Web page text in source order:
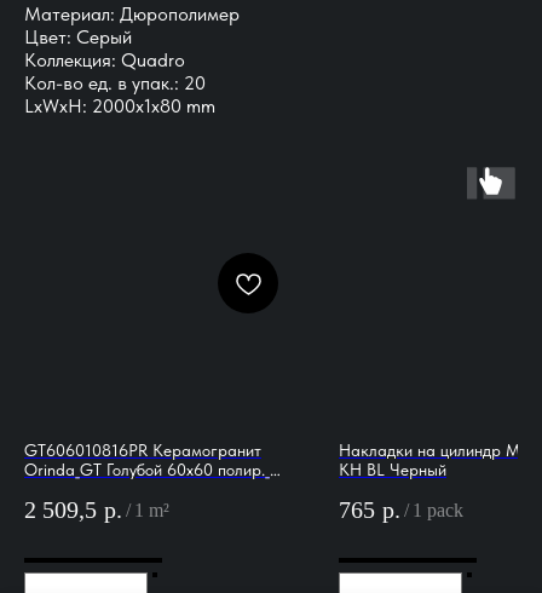
Материал: Дюрополимер
Цвет: Серый
Коллекция: Quadro
Кол-во ед. в упак.: 20
LxWxH: 2000x1x80 mm
GT606010816PR Керамогранит
Orinda_GT Голубой 60x60 полир._
2 509,5 р. / 1 m²
Накладки на цилиндр
KH BL Черный
765 р. / 1 pack